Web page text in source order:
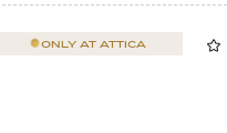
ONLY AT ATTICA